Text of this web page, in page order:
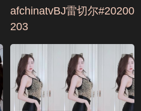
afchinatvBJ雷切尔#20200
203